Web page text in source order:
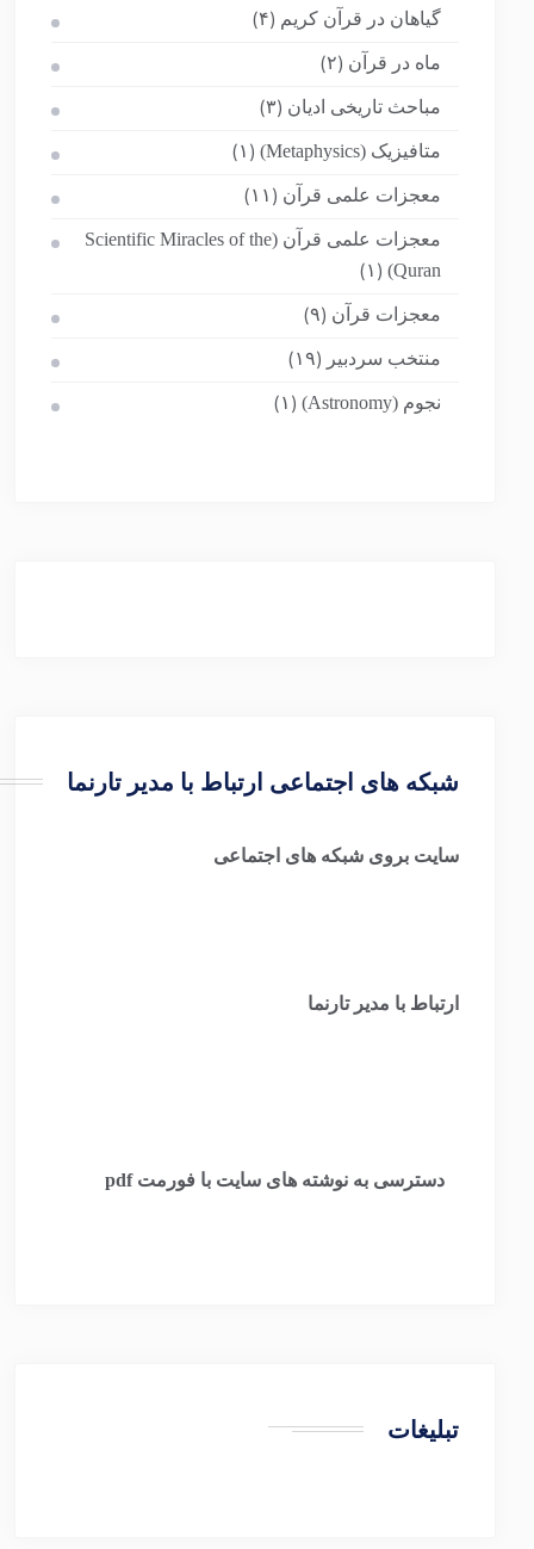
گیاهان در قرآن کریم (۴)
ماه در قرآن (۲)
مباحث تاریخی ادیان (۳)
متافیزیک (Metaphysics) (۱)
معجزات علمی قرآن (۱۱)
معجزات علمی قرآن (Scientific Miracles of the
Quran)
(۱)
معجزات قرآن (۹)
منتخب سردبیر (۱۹)
نجوم (Astronomy) (۱)
شبکه های اجتماعی ارتباط با مدیر تارنما
سایت بروی شبکه های اجتماعی
ارتباط با مدیر تارنما
دسترسی به نوشته های سایت با فورمت pdf
تبلیغات